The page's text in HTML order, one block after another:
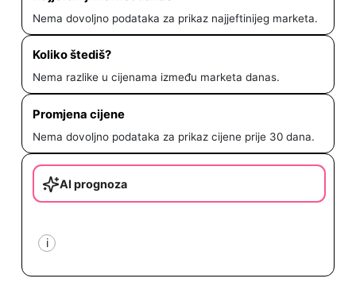
Nema dovoljno podataka za prikaz najjeftinijeg marketa.
Koliko štediš?
Nema razlike u cijenama između marketa danas.
Promjena cijene
Nema dovoljno podataka za prikaz cijene prije 30 dana.
AI prognoza
i